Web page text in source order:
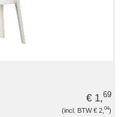
€ 1,69
€ 2, 04